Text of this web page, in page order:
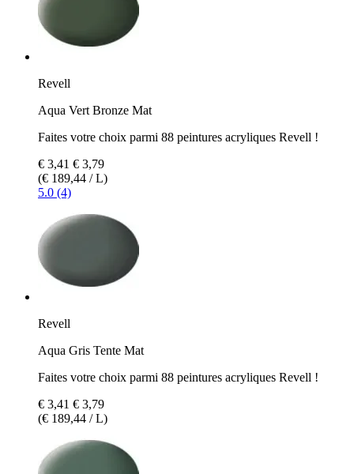
Revell
Aqua Vert Bronze Mat
Faites votre choix parmi 88 peintures acryliques Revell !
€ 3,41 € 3,79
(€ 189,44 / L)
5.0 (4)
Revell
Aqua Gris Tente Mat
Faites votre choix parmi 88 peintures acryliques Revell !
€ 3,41 € 3,79
(€ 189,44 / L)